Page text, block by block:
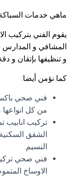
ماهي خدمات
يقوم الفني بتركيب
المشافي و المدارس
و تنظيفها بإتقان و
كما نؤمن أيضا:
فني صحي
من كل
تركيب انابيب
الشقق
النسيم.
فني صحي
الاوساخ